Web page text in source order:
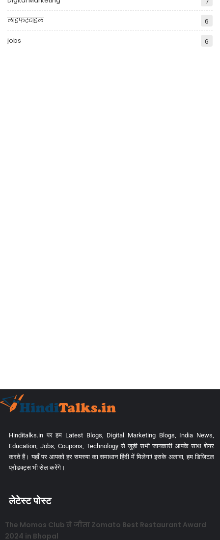
लाइफस्टाइल 6
jobs 6
Hinditalks.in पर हम Latest Blogs, Digital Marketing Blogs, India News,
Education, Jobs, Coupons, Technology से जुड़ी सभी जानकारी आपके साथ शेयर
करते हैं। यहाँ पर आपको हर समस्या का समाधान हिंदी में मिलेगा! इसके अलावा, हम डिजिटल
प्रोडक्ट्स भी सेल करेंगे।
लेटेस्ट पोस्ट
The Momos Club ने जीता Zomato Best Restaurant Award
2024 in Bhopal